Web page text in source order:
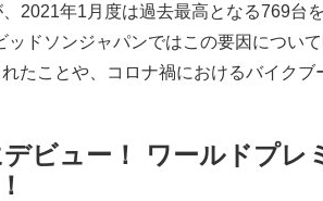
2021年1月度は過去最高となる769台
ッドソンジャパンではこの要因につい
たことや、コロナ禍におけるバイクブ
ビュー！ ワールドプレ